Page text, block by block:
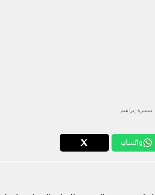
سميرة إبراهيم
واتساب